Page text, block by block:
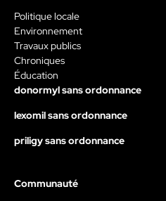
Politique locale
Environnement
Travaux publics
Chroniques
Éducation
donormyl sans ordonnance
lexomil sans ordonnance
priligy sans ordonnance
Communauté